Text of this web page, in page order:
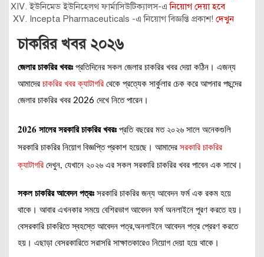
ইউনিমেড ইউনিহেলথ ফার্মাসিউটিক্যালস-এনিয়োগ দেয়া হবে
Incepta Pharmaceuticals -এ নিয়োগ বিজ্ঞপ্তি প্রকাশ! দেখুন
চাকরির খবর ২০২৬
জেলার চাকরির খবরঃ প্রতিদিনের সকল জেলার চাকরির খবর দেয়া কঠিন। এজন্য
আমাদের চাকরির খবর ক্যাটাগরি থেকে প্রত্যেক সার্কুলার চেক করে আপনার পছন্দের
জেলার চাকরির খবর 2026 দেখে নিতে পারেন।
2026 সালের সরকারি চাকরির খবরঃ প্রতি বছরের মত ২০২৬ সালে অনেকগুলি
সরকারি চাকরির নিয়োগ বিজ্ঞপ্তি প্রকাশ হয়েছে। আমাদের সরকারি চাকরির
ক্যাটাগরি দেখুন, যেখানে ২০২৬ এর সকল সরকারি চাকরির খবর পাবেন এক সাথে।
সকল চাকরির আবেদন পত্রঃ সরকারি চাকরির জন্য আবেদন ফর্ম এক রকম হয়ে
থাকে। আবার এখনকার সময়ে বেশিরভাগ আবেদন ফর্ম অনলাইনে পূরণ করতে হয়।
বেসরকারি চাকরিতে স্বহস্তে আবেদন পত্র,অনলাইনে আবেদন পত্র প্রেরণ করতে
হয়। এছাড়া বেসরকারিতে সরাসরি সাক্ষাতকারেও নিয়োগ দেয়া হয়ে থাকে।